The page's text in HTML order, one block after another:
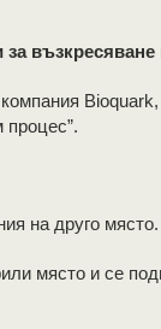
процес”.
на друго място.
място и се